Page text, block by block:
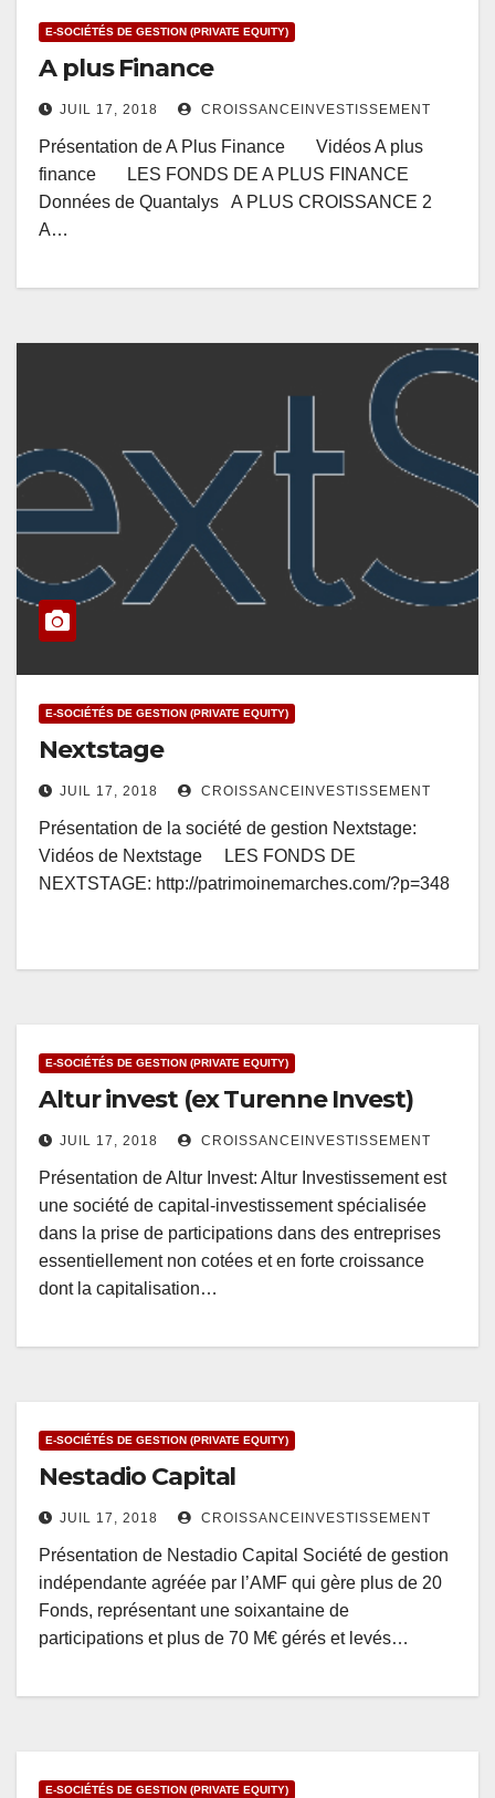
E-SOCIÉTÉS DE GESTION (PRIVATE EQUITY)
A plus Finance
JUIL 17, 2018 CROISSANCEINVESTISSEMENT
Présentation de A Plus Finance Vidéos A plus
finance LES FONDS DE A PLUS FINANCE
Données de Quantalys A PLUS CROISSANCE 2
A…
E-SOCIÉTÉS DE GESTION (PRIVATE EQUITY)
Nextstage
JUIL 17, 2018 CROISSANCEINVESTISSEMENT
Présentation de la société de gestion Nextstage:
Vidéos de Nextstage LES FONDS DE
NEXTSTAGE: http://patrimoinemarches.com/?p=348
E-SOCIÉTÉS DE GESTION (PRIVATE EQUITY)
Altur invest (ex Turenne Invest)
JUIL 17, 2018 CROISSANCEINVESTISSEMENT
Présentation de Altur Invest: Altur Investissement est
une société de capital-investissement spécialisée
dans la prise de participations dans des entreprises
essentiellement non cotées et en forte croissance
dont la capitalisation…
E-SOCIÉTÉS DE GESTION (PRIVATE EQUITY)
Nestadio Capital
JUIL 17, 2018 CROISSANCEINVESTISSEMENT
Présentation de Nestadio Capital Société de gestion
indépendante agréée par l’AMF qui gère plus de 20
Fonds, représentant une soixantaine de
participations et plus de 70 M€ gérés et levés…
E-SOCIÉTÉS DE GESTION (PRIVATE EQUITY)